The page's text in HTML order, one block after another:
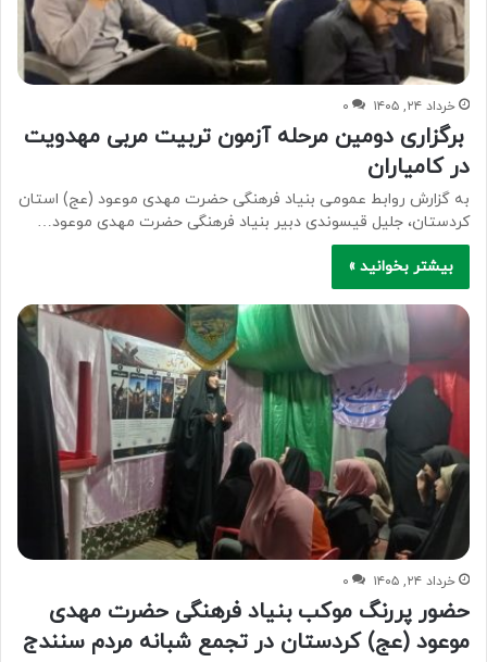
خرداد ۲۴, ۱۴۰۵ ۰
برگزاری دومین مرحله آزمون تربیت مربی مهدویت
در کامیاران
به گزارش روابط عمومی بنیاد فرهنگی حضرت مهدی موعود (عج) استان
کردستان، جلیل قیسوندی دبیر بنیاد فرهنگی حضرت مهدی موعود…
بیشتر بخوانید »
خرداد ۲۴, ۱۴۰۵ ۰
حضور پررنگ موکب بنیاد فرهنگی حضرت مهدی
موعود (عج) کردستان در تجمع شبانه مردم سنندج